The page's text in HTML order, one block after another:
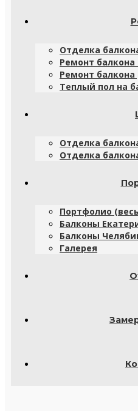
Отделка
Ремонт
Ремонт
Теплый пол на
Отделка
Отделка
Портфолио
Балконы
Балконы
Галерея